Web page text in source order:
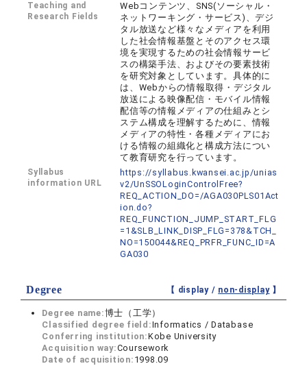
Teaching and
Research Fields
Webコンテンツ、SNS(ソーシャル・
ネットワーキング・サービス)、デジ
タル放送など様々なメディアを利用
した社会情報基盤とそのアクセス環
境を実現するための社会情報サービ
スの構築手法、およびその要素技術
を研究対象としています。具体的に
は、Webからの情報取得・デジタル
放送による映像配信・モバイル情報
配信等の情報メディアの仕組みとシ
ステム構成を理解するために、情報
メディアの特性・各種メディアにお
ける情報の組織化と構成方法につい
て教育研究を行っています。
Syllabus
information URL
https://syllabus.kwansei.ac.jp/unias
v2/UnSSOLoginControlFree?
REQ_ACTION_DO=/AGA030PLS01Act
ion.do?
REQ_FUNCTION_JUMP_START_FLG
=1&SLB_LINK_DISP_FLG=378&TCH_
NO=150044&REQ_PRFR_FUNC_ID=A
GA030
Degree 【 display / non-display】
Degree name:博士（工学）
Classified degree field:Informatics / Database
Conferring institution:Kobe University
Acquisition way:Coursework
Date of acquisition: 1998.09